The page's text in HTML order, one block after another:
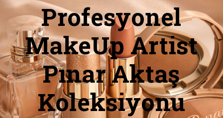
Profesyonel
MakeUp Artist
Pınar Aktaş
Koleksiyonu